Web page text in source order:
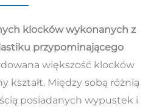
klocków wykonanych z
przypominającego
większość klocków
kształt. Między sobą różnią
posiadanych wypustek i